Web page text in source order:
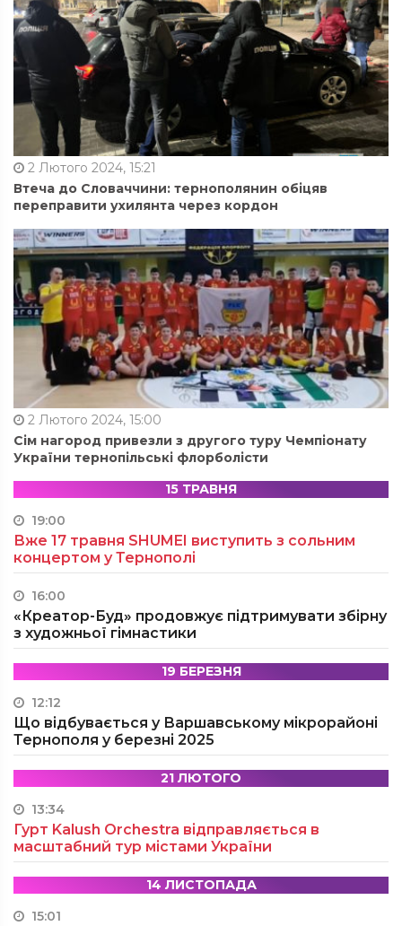
2 Лютого 2024, 15:21
Втеча до Словаччини: тернополянин обіцяв
переправити ухилянта через кордон
2 Лютого 2024, 15:00
Сім нагород привезли з другого туру Чемпіонату
України тернопільські флорболісти
15 ТРАВНЯ
19:00
Вже 17 травня SHUMEI виступить з сольним
концертом у Тернополі
16:00
«Креатор-Буд» продовжує підтримувати збірну
з художньої гімнастики
19 БЕРЕЗНЯ
12:12
Що відбувається у Варшавському мікрорайоні
Тернополя у березні 2025
21 ЛЮТОГО
13:34
Гурт Kalush Orchestra відправляється в
масштабний тур містами України
14 ЛИСТОПАДА
15:01